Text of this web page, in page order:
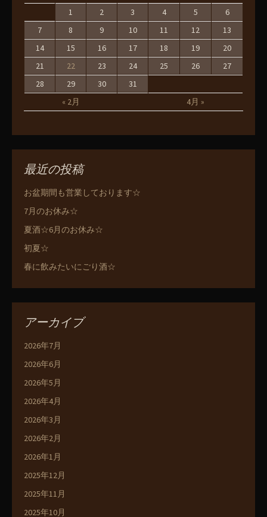
« 2月 4月 »
1 2 3 4 5
6
7
8 9 10 11 12
13
14
15 16 17 18 19
20
21
22 23 24 25 26
27
28
29 30 31
最近の投稿
お盆期間も営業しております☆
7月のお休み☆
夏酒☆6月のお休み☆
初夏☆
春に飲みたいにごり酒☆
アーカイブ
2026年7月
2026年6月
2026年5月
2026年4月
2026年3月
2026年2月
2026年1月
2025年12月
2025年11月
2025年10月